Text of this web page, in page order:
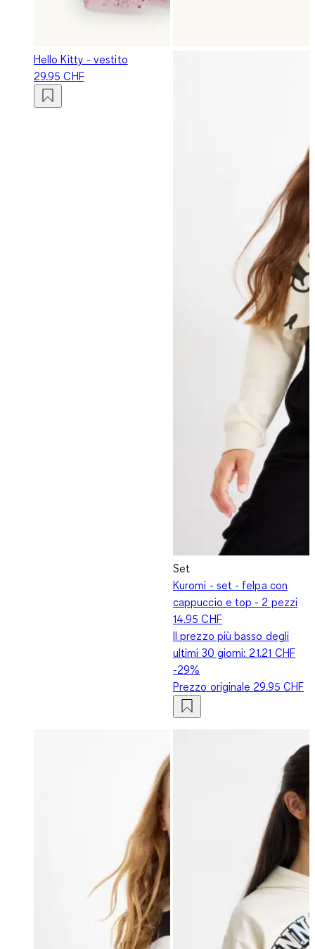
Hello Kitty - vestito
29.95 CHF
Set
Kuromi - set - felpa con
cappuccio e top - 2 pezzi
14.95 CHF
Il prezzo più basso degli
ultimi 30 giorni: 21.21 CHF
-29%
Prezzo originale 29.95 CHF